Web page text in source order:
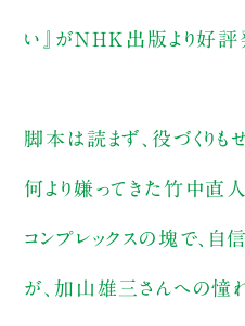
い』がNHK出版より好評
脚本は読まず、役づくりも
何より嫌ってきた竹中直人
コンプレックスの塊で、自
が、加山雄三さんへの憧